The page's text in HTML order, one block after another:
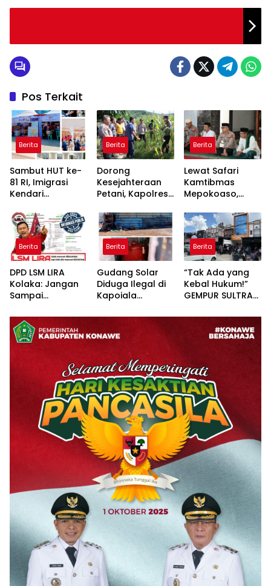
Pos Terkait
Berita
Sambut HUT ke-
81 RI, Imigrasi
Kendari
Bareng Pemkab
Konawe dan BPR
Bahteramas
Adakan Baksos
Berita
Dorong
Kesejahteraan
Petani, Kapolres
Langsung ke
Lahan Jagung
Desa Walay
Berita
Lewat Safari
Kamtibmas
Mepokoaso,
Serap Aspirasi
Masyarakat
Padangguni
Berita
DPD LSM LIRA
Kolaka: Jangan
Sampai
Publik Dibalas
Laporan,
Sementara
Substansi
Hukumnya Tidak
Pernah
Dijelaskan
Secara Terbuka
Berita
Gudang Solar
Diduga Ilegal di
Kapoiala
Dilaporkan ke
Lembaga Hukum
Berita
“Tak Ada yang
Kebal Hukum!”
GEMPUR SULTRA
Fajar S Tanawali
dan PT
Tadisangka, Siap
Kuasai Lahan
Puuwatu